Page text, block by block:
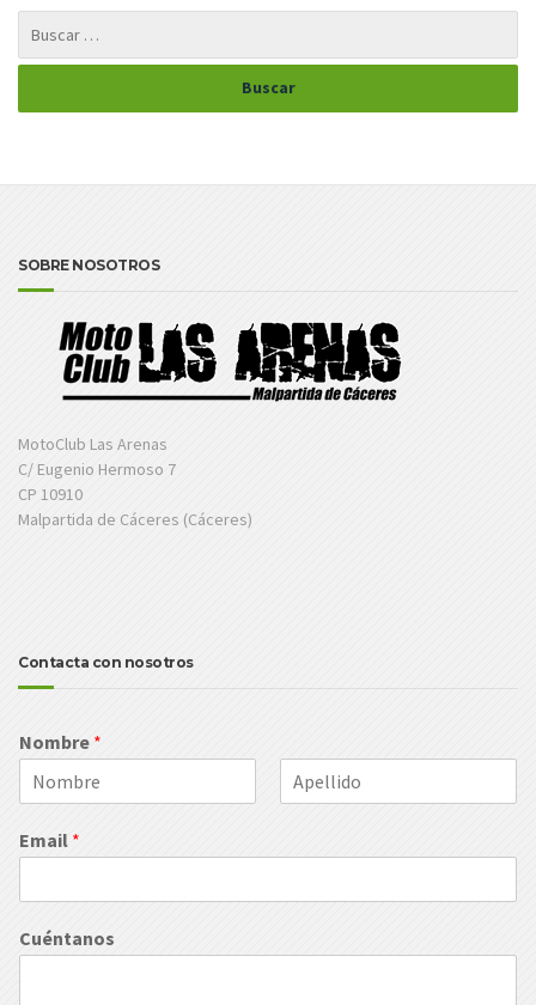
SOBRE NOSOTROS
MotoClub Las Arenas
C/ Eugenio Hermoso 7
CP 10910
Malpartida de Cáceres (Cáceres)
Contacta con nosotros
Nombre *
o
m
e
i
Email *
Cuéntanos